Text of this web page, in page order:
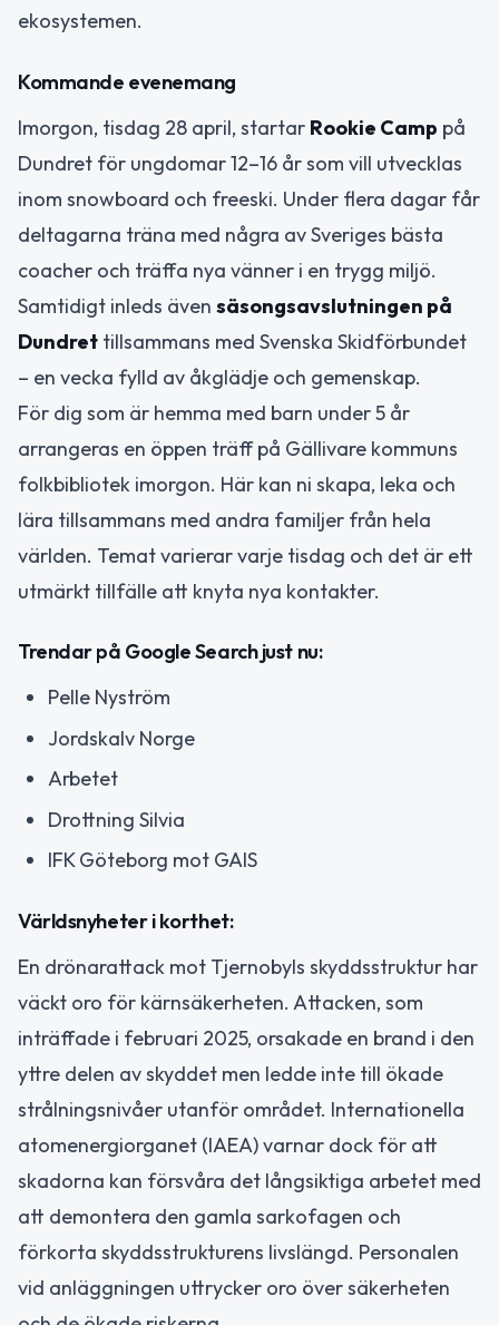
ekosystemen.
Kommande evenemang
Imorgon, tisdag 28 april, startar Rookie Camp på
Dundret för ungdomar 12–16 år som vill utvecklas
inom snowboard och freeski. Under flera dagar får
deltagarna träna med några av Sveriges bästa
coacher och träffa nya vänner i en trygg miljö.
Samtidigt inleds även säsongsavslutningen på
Dundret tillsammans med Svenska Skidförbundet
– en vecka fylld av åkglädje och gemenskap.
För dig som är hemma med barn under 5 år
arrangeras en öppen träff på Gällivare kommuns
folkbibliotek imorgon. Här kan ni skapa, leka och
lära tillsammans med andra familjer från hela
världen. Temat varierar varje tisdag och det är ett
utmärkt tillfälle att knyta nya kontakter.
Trendar på Google Search just nu:
Pelle Nyström
Jordskalv Norge
Arbetet
Drottning Silvia
IFK Göteborg mot GAIS
Världsnyheter i korthet:
En drönarattack mot Tjernobyls skyddsstruktur har
väckt oro för kärnsäkerheten. Attacken, som
inträffade i februari 2025, orsakade en brand i den
yttre delen av skyddet men ledde inte till ökade
strålningsnivåer utanför området. Internationella
atomenergiorganet (IAEA) varnar dock för att
skadorna kan försvåra det långsiktiga arbetet med
att demontera den gamla sarkofagen och
förkorta skyddsstrukturens livslängd. Personalen
vid anläggningen uttrycker oro över säkerheten